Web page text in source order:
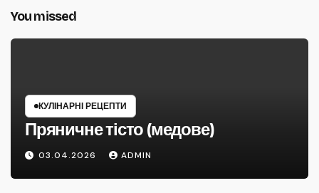
You missed
КУЛІНАРНІ РЕЦЕПТИ
Пряничне тісто (медове)
03.04.2026 ADMIN